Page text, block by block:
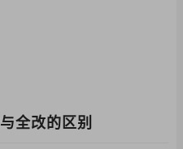
全改的区别